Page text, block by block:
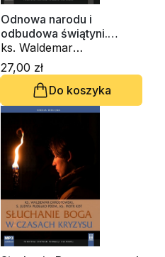
Odnowa narodu i
odbudowa świątyni.
Księga Ezdrasza i
Nehemiasza (CD-
audiobook)
ks. Waldemar
Chrostowski
27,00 zł
Do koszyka